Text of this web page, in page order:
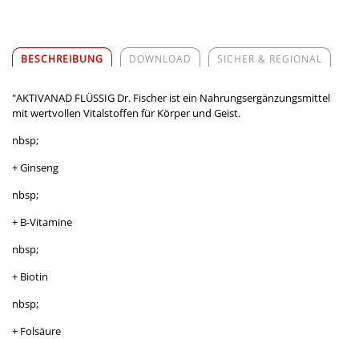
BESCHREIBUNG DOWNLOAD SICHER & REGIONAL
"AKTIVANAD FLÜSSIG Dr. Fischer ist ein Nahrungsergänzungsmittel
mit wertvollen Vitalstoffen für Körper und Geist.
nbsp;
+ Ginseng
nbsp;
+ B-Vitamine
nbsp;
+ Biotin
nbsp;
+ Folsäure